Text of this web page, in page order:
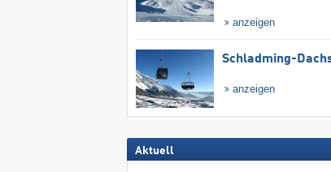
anzeigen
Schladming-
anzeigen
Aktuell